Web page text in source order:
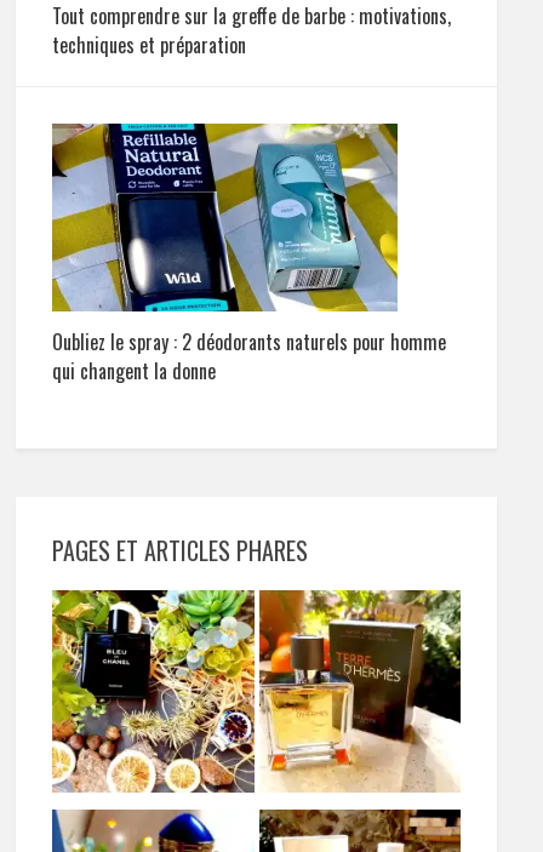
Tout comprendre sur la greffe de barbe : motivations,
techniques et préparation
Oubliez le spray : 2 déodorants naturels pour homme
qui changent la donne
PAGES ET ARTICLES PHARES